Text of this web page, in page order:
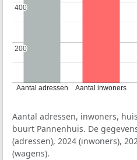
Aantal adressen Aantal inwoners
200
200
400
400
Aantal adressen, inwoners,
buurt Pannenhuis. De
(adressen), 2024 (inwoners),
(wagens).